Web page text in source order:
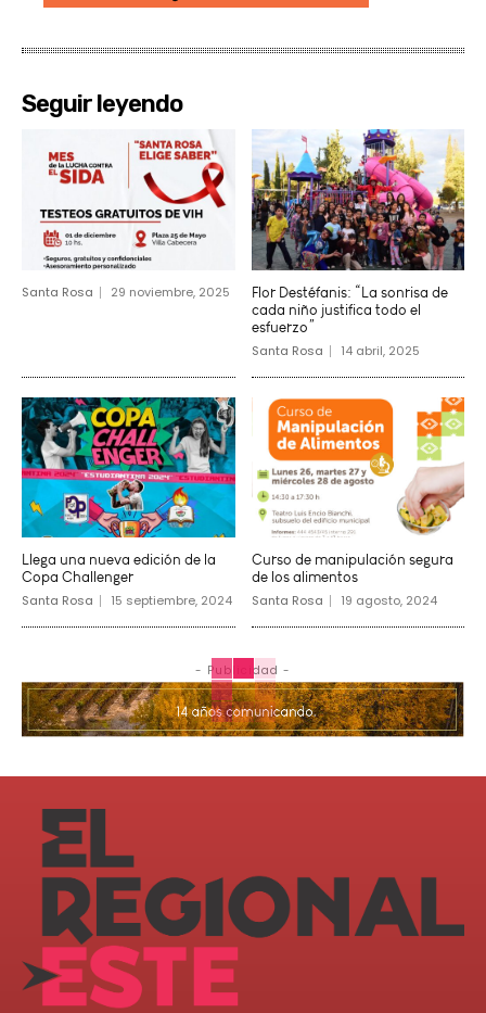
Seguir leyendo
Santa Rosa 29 noviembre, 2025
Flor Destéfanis: “La sonrisa de
cada niño justifica todo el
esfuerzo”
Santa Rosa 14 abril, 2025
Llega una nueva edición de la
Copa Challenger
Santa Rosa 15 septiembre, 2024
Curso de manipulación segura
de los alimentos
Santa Rosa 19 agosto, 2024
- Publicidad -